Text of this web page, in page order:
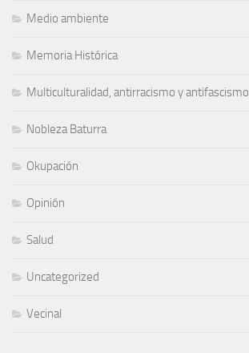
Medio ambiente
Memoria Histórica
Multiculturalidad, antirracismo y antifascismo
Nobleza Baturra
Okupación
Opinión
Salud
Uncategorized
Vecinal